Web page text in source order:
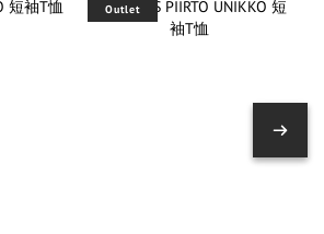
Outlet